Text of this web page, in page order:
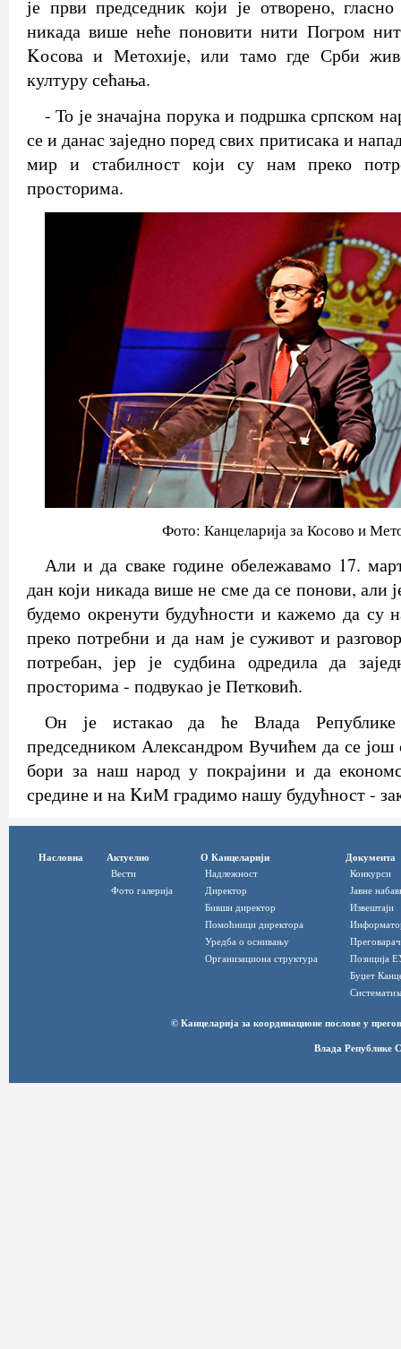
је први председник који је отворено,
никада више неће поновити нити Погром
Kосова и Метохије, или тамо где Срби
културу сећања.
- То је значајна порука и подршка српском
се и данас заједно поред свих притисака и
мир и стабилност који су нам преко
просторима.
Фото: Канцеларија за Косово и
Али и да сваке године обележавамо 17.
дан који никада више не сме да се понови, али
будемо окренути будућности и кажемо да су
преко потребни и да нам је суживот и
потребан, јер је судбина одредила да
просторима - подвукао је Петковић.
Он је истакао да ће Влада Републике
председником Александром Вучићем да се још
бори за наш народ у покрајини и да
средине и на KиМ градимо нашу будућност -
Насловна Актуелно
Вести
Фото галерија
О Канцеларији
Надлежност
Директор
Бивши директор
Помоћници директора
Уредба о оснивању
Организациона структура
Документа
Конкурси
Јавне
Извештаји
Позиција
Буџет
© Канцеларија за координационе послове у
Влада Републике